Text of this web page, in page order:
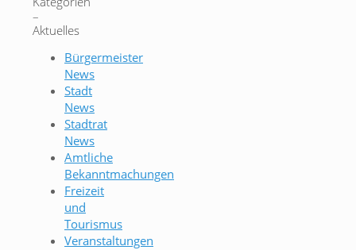
–
Aktuelles
Bürgermeister
News
Stadt
News
Stadtrat
News
Amtliche
Bekanntmachungen
Freizeit
und
Tourismus
Veranstaltungen